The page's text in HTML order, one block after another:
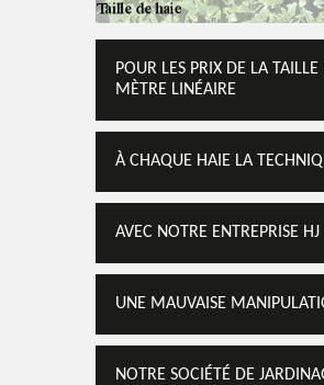
POUR LES PRIX DE LA
MÈTRE LINÉAIRE
À CHAQUE HAIE LA
AVEC NOTRE ENTREPRISE
UNE MAUVAISE
NOTRE SOCIÉTÉ DE